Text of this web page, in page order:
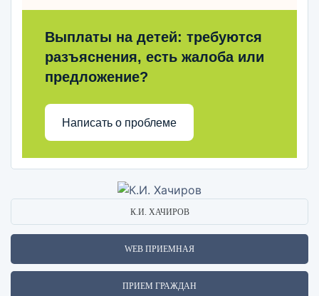
Выплаты на детей: требуются
разъяснения, есть жалоба или
предложение?
Написать о проблеме
К.И. ХАЧИРОВ
WEB ПРИЕМНАЯ
ПРИЕМ ГРАЖДАН